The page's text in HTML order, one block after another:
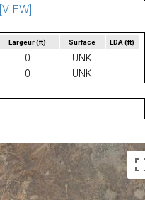
[VIEW]
Largeur(ft) Surface LDA(ft)
0
UNK
0 UNK